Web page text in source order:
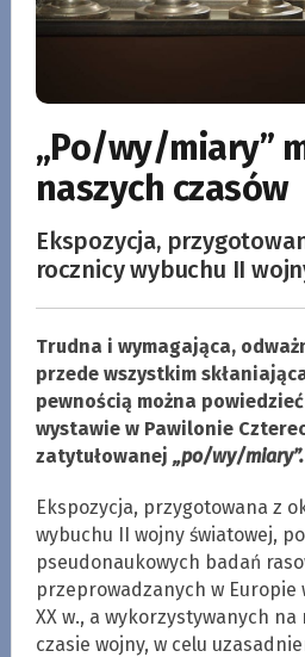
„Po/wy/miary”
naszych czasów
Ekspozycja,
rocznicy wybuchu II
Trudna i wymagająca,
przede wszystkim
pewnością można
wystawie w Pawilonie
zatytułowanej „po/wy/miary”.
Ekspozycja, przygotowana z
wybuchu II wojny światowej,
pseudonaukowych badań
przeprowadzanych w Europie
XX w., a wykorzystywanych na
czasie wojny, w celu